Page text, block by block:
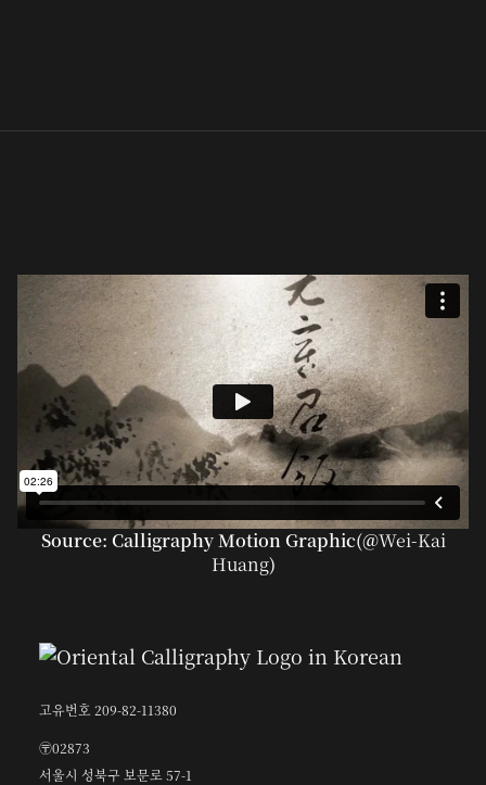
Source: Calligraphy Motion Graphic(@Wei-Kai
Huang)
고유번호 209-82-11380
〶02873
서울시 성북구 보문로 57-1